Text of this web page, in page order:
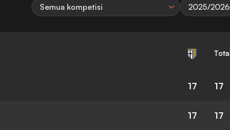
Semua kompetisi 2025/2026
Total
17 17
17 17